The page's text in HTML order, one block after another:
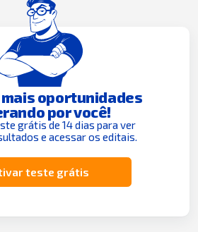
mais oportunidades
por você!
grátis de 14 dias para ver
e acessar os editais.
teste grátis